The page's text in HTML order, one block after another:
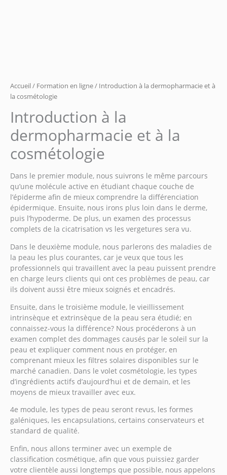
Accueil/ Formation en ligne/ Introduction à la dermopharmacie et à
la cosmétologie
Introduction à la
dermopharmacie et à la
cosmétologie
Dans le premier module, nous suivrons le même parcours
qu’une molécule active en étudiant chaque couche de
l’épiderme afin de mieux comprendre la différenciation
épidermique. Ensuite, nous irons plus loin dans le derme,
puis l’hypoderme. De plus, un examen des processus
complets de la cicatrisation vs les vergetures sera vu.
Dans le deuxième module, nous parlerons des maladies de
la peau les plus courantes, car je veux que tous les
professionnels qui travaillent avec la peau puissent prendre
en charge leurs clients qui ont ces problèmes de peau, car
ils doivent aussi être mieux soignés et encadrés.
Ensuite, dans le troisième module, le vieillissement
intrinsèque et extrinsèque de la peau sera étudié; en
connaissez-vous la différence? Nous procéderons à un
examen complet des dommages causés par le soleil sur la
peau et expliquer comment nous en protéger, en
comprenant mieux les filtres solaires disponibles sur le
marché canadien. Dans le volet cosmétologie, les types
d’ingrédients actifs d’aujourd’hui et de demain, et les
moyens de mieux travailler avec eux.
4e module, les types de peau seront revus, les formes
galéniques, les encapsulations, certains conservateurs et
standard de qualité.
Enfin, nous allons terminer avec un exemple de
classification cosmétique, afin que vous puissiez garder
votre clientèle aussi longtemps que possible, nous appelons